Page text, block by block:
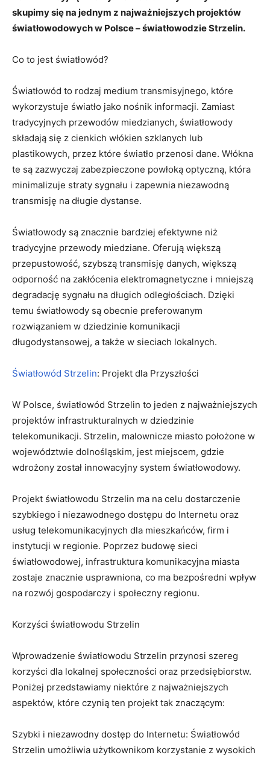
skupimy się na jednym z najważniejszych projektów
światłowodowych w Polsce – światłowodzie Strzelin.
Co to jest światłowód?
Światłowód to rodzaj medium transmisyjnego, które
wykorzystuje światło jako nośnik informacji. Zamiast
tradycyjnych przewodów miedzianych, światłowody
składają się z cienkich włókien szklanych lub
plastikowych, przez które światło przenosi dane. Włókna
te są zazwyczaj zabezpieczone powłoką optyczną, która
minimalizuje straty sygnału i zapewnia niezawodną
transmisję na długie dystanse.
Światłowody są znacznie bardziej efektywne niż
tradycyjne przewody miedziane. Oferują większą
przepustowość, szybszą transmisję danych, większą
odporność na zakłócenia elektromagnetyczne i mniejszą
degradację sygnału na długich odległościach. Dzięki
temu światłowody są obecnie preferowanym
rozwiązaniem w dziedzinie komunikacji
długodystansowej, a także w sieciach lokalnych.
Światłowód Strzelin: Projekt dla Przyszłości
W Polsce, światłowód Strzelin to jeden z najważniejszych
projektów infrastrukturalnych w dziedzinie
telekomunikacji. Strzelin, malownicze miasto położone w
województwie dolnośląskim, jest miejscem, gdzie
wdrożony został innowacyjny system światłowodowy.
Projekt światłowodu Strzelin ma na celu dostarczenie
szybkiego i niezawodnego dostępu do Internetu oraz
usług telekomunikacyjnych dla mieszkańców, firm i
instytucji w regionie. Poprzez budowę sieci
światłowodowej, infrastruktura komunikacyjna miasta
zostaje znacznie usprawniona, co ma bezpośredni wpływ
na rozwój gospodarczy i społeczny regionu.
Korzyści światłowodu Strzelin
Wprowadzenie światłowodu Strzelin przynosi szereg
korzyści dla lokalnej społeczności oraz przedsiębiorstw.
Poniżej przedstawiamy niektóre z najważniejszych
aspektów, które czynią ten projekt tak znaczącym:
Szybki i niezawodny dostęp do Internetu: Światłowód
Strzelin umożliwia użytkownikom korzystanie z wysokich